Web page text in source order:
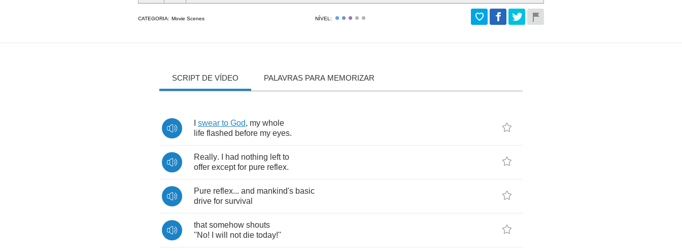
CATEGORIA: Movie Scenes NÍVEL:
SCRIPT DE VÍDEO PALAVRAS PARA MEMORIZAR
swear to God, my whole
life flashed before my eyes.
Really. had nothing left to
offer except for pure reflex.
Pure reflex... and mankind's basic
drive for survival
that somehow shouts
''No! will not die today!''